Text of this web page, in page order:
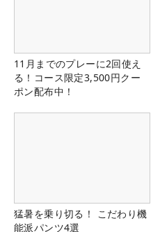
11月までのプレーに2回使え
る！コース限定3,500円クー
ポン配布中！
猛暑を乗り切る！ こだわり機
能派パンツ4選